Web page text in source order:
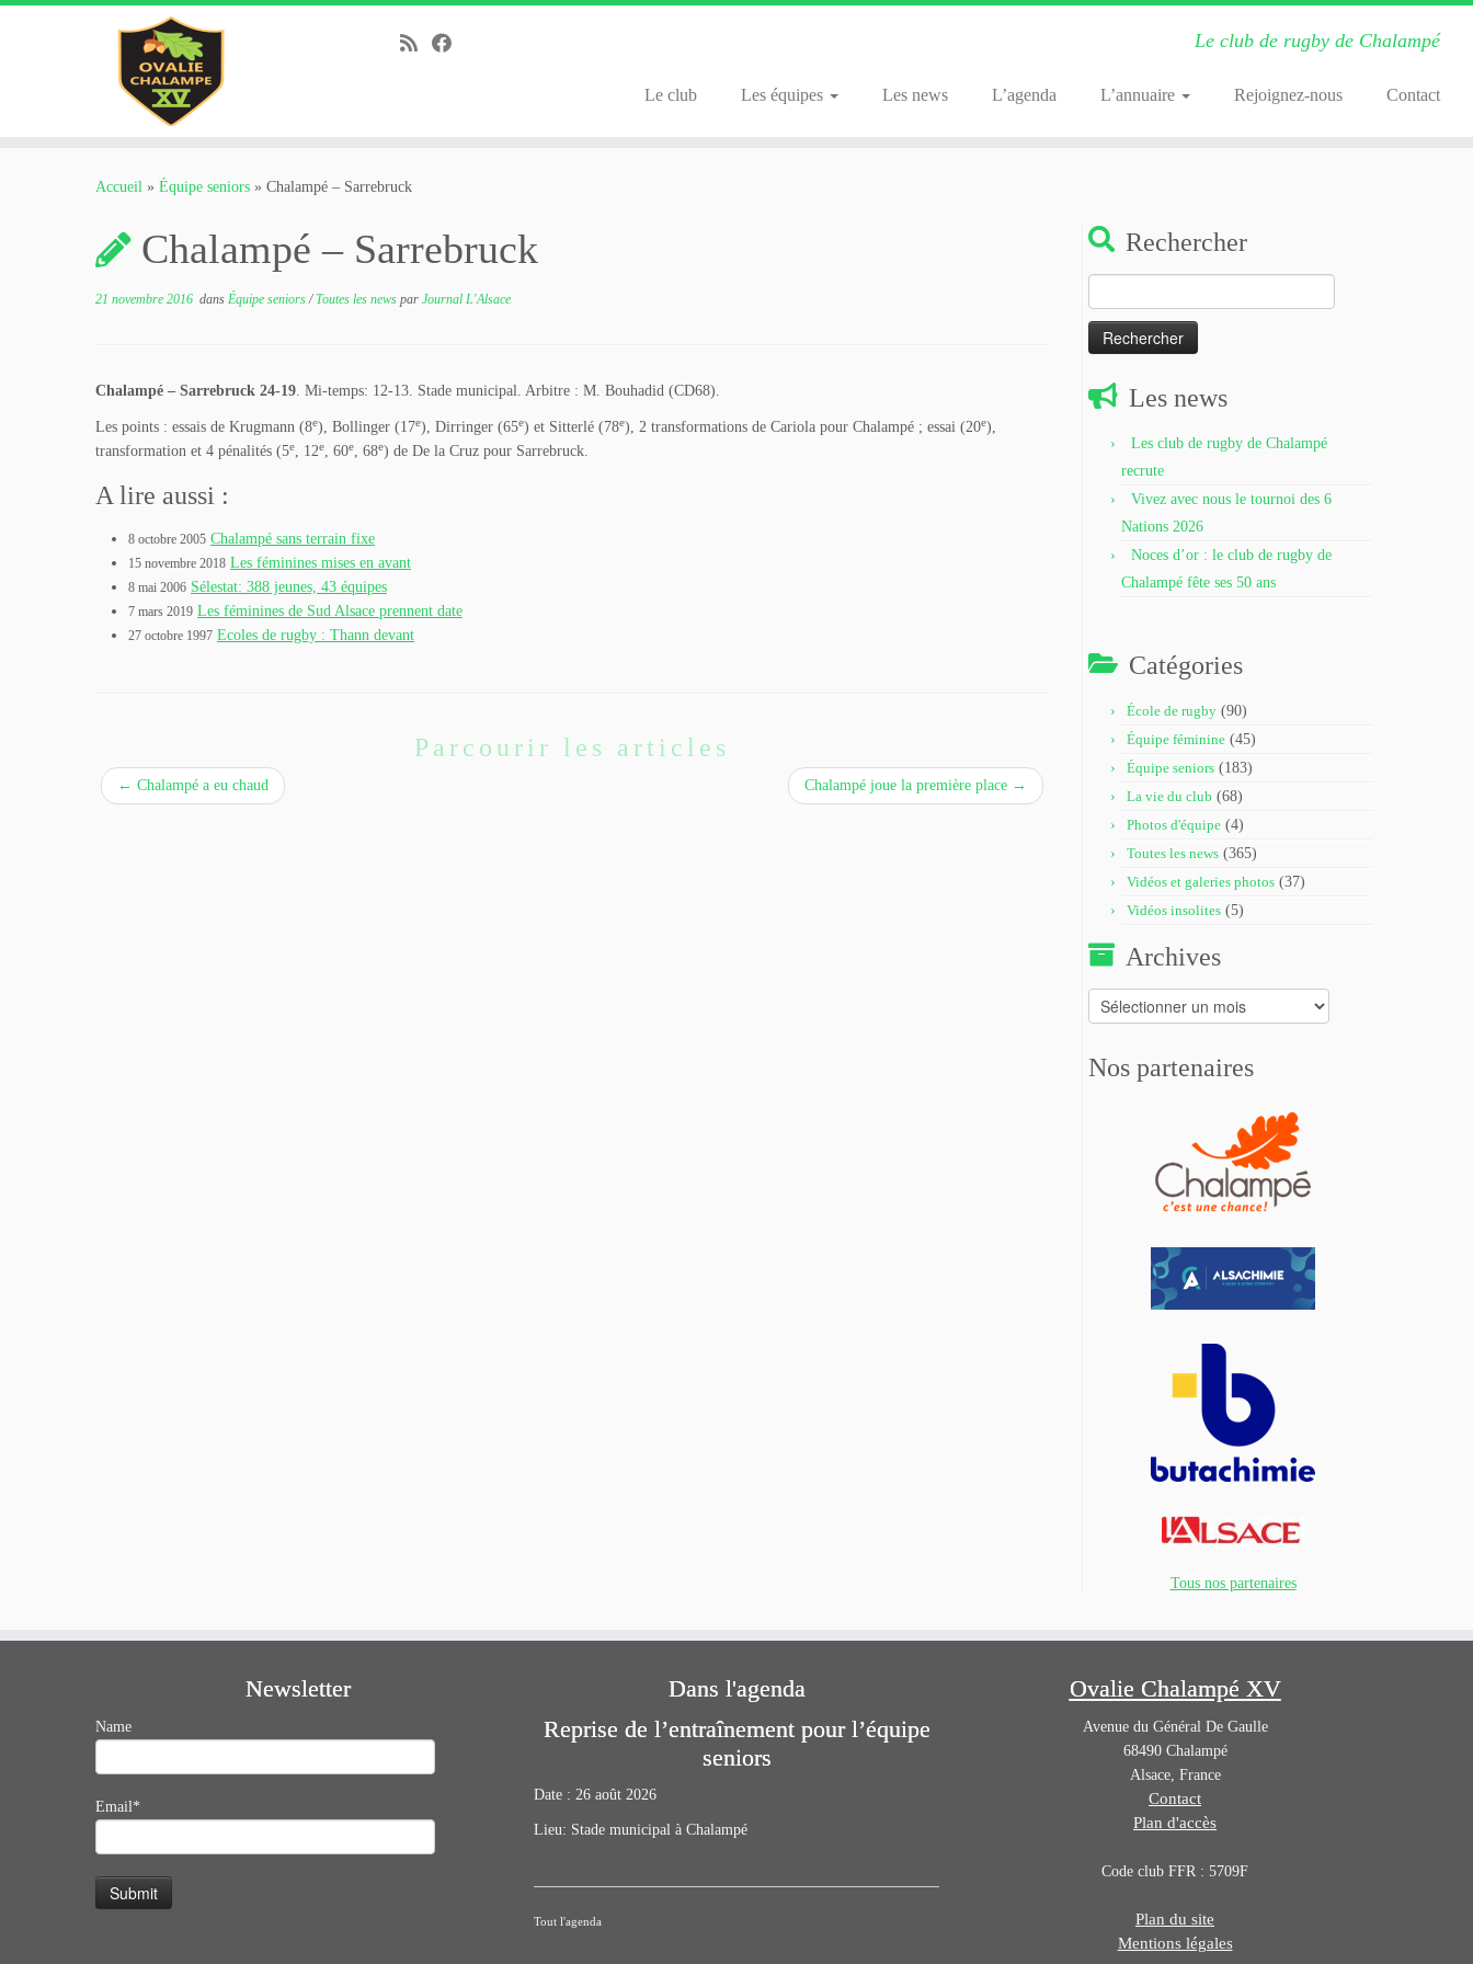
Le club de rugby de Chalampé
Le club Les équipes Les news L’agenda L’annuaire Rejoignez-nous Contact
Accueil » Équipe seniors » Chalampé – Sarrebruck
Chalampé – Sarrebruck
21 novembre 2016 dans Équipe seniors/Toutes les news par Journal L'Alsace
Chalampé – Sarrebruck 24-19. Mi-temps: 12-13. Stade municipal. Arbitre : M. Bouhadid (CD68).
Les points : essais de Krugmann (8e), Bollinger (17e), Dirringer (65e) et Sitterlé (78e), 2 transformations de Cariola pour Chalampé ; essai (20e),
transformation et 4 pénalités (5e, 12e, 60e, 68e) de De la Cruz pour Sarrebruck.
A lire aussi :
8 octobre 2005 Chalampé sans terrain fixe
15 novembre 2018 Les féminines mises en avant
8 mai 2006 Sélestat: 388 jeunes, 43 équipes
7 mars 2019 Les féminines de Sud Alsace prennent date
27 octobre 1997 Ecoles de rugby : Thann devant
Parcourir les articles
← Chalampé a eu chaud Chalampé joue la première place →
Rechercher
Les news
Les club de rugby de Chalampé
recrute
Vivez avec nous le tournoi des 6
Nations 2026
Noces d’or : le club de rugby de
Chalampé fête ses 50 ans
Catégories
École de rugby (90)
Équipe féminine (45)
Équipe seniors (183)
La vie du club (68)
Photos d'équipe (4)
Toutes les news (365)
Vidéos et galeries photos (37)
Vidéos insolites (5)
Archives
Archives
Nos partenaires
Tous nos partenaires
Newsletter
Name
Email*
Dans l'agenda
Reprise de l’entraînement pour l’équipe
seniors
Date : 26 août 2026
Lieu: Stade municipal à Chalampé
Tout l'agenda
Ovalie Chalampé XV
Avenue du Général De Gaulle
68490 Chalampé
Alsace, France
Contact
Plan d'accès
Code club FFR : 5709F
Plan du site
Mentions légales